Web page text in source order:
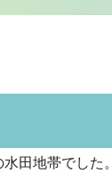
田地帯でした。